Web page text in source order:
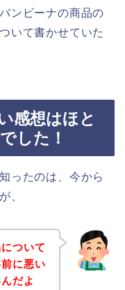
ンビーナの商品の
いて書かせていた
感想はほと
した！
ったのは、今から
、
ついて
に悪い
だよ